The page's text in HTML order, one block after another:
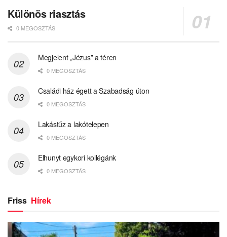
Különös riasztás
0 MEGOSZTÁS
Megjelent „Jézus” a téren
0 MEGOSZTÁS
Családi ház égett a Szabadság úton
0 MEGOSZTÁS
Lakástűz a lakótelepen
0 MEGOSZTÁS
Elhunyt egykori kollégánk
0 MEGOSZTÁS
Friss Hírek